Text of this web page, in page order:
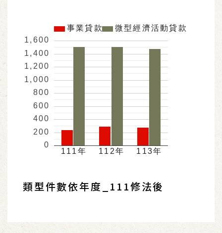
事業貸款 微型經濟活動貸款
111年 112年 113年
0
200
400
600
800
1,000
1,200
1,400
1,600
類型件數依年度_111修法後